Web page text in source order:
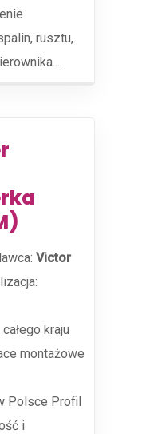
rusztu,
Victor
kraju
montażowe
Polsce Profil
i